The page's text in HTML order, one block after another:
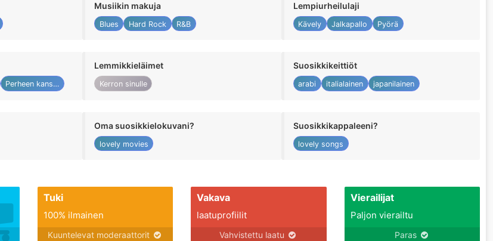
Musiikin makuja
Blues Hard Rock R&B
Lempiurheilulaji
Kävely Jalkapallo Pyörä
Perheen kanssa
Lemmikkieläimet
Kerron sinulle
Suosikkikeittiöt
arabi italialainen japanilainen
Oma suosikkielokuvani?
lovely movies
Suosikkikappaleeni?
lovely songs
Tuki
100% ilmainen
Kuuntelevat moderaattorit
Vakava
laatuprofiilit
Vahvistettu laatu
Vierailijat
Paljon vierailtu
Paras